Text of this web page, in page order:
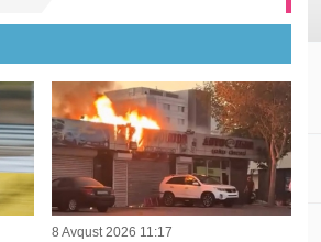
8 Avqust 2026 11:17